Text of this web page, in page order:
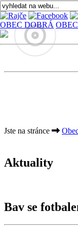
OBEC DOBRÁ
Jste na stránce
Aktuality
Bav se